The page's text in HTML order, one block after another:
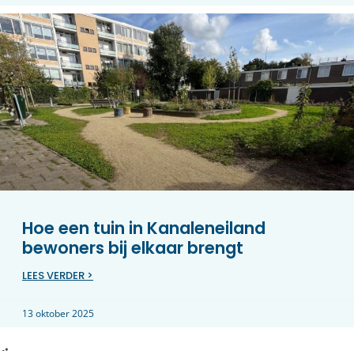
Hoe een tuin in Kanaleneiland
bewoners bij elkaar brengt
LEES VERDER >
13 oktober 2025